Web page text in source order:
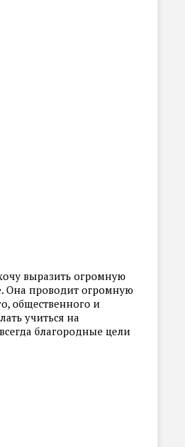
выразить огромную
Она проводит огромную
общественного и
учиться на
благородные цели